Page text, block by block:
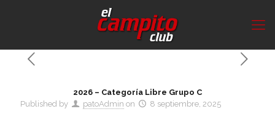
2026 – Categoría Libre Grupo C
Published by
patoAdmin on 8 septiembre, 2025